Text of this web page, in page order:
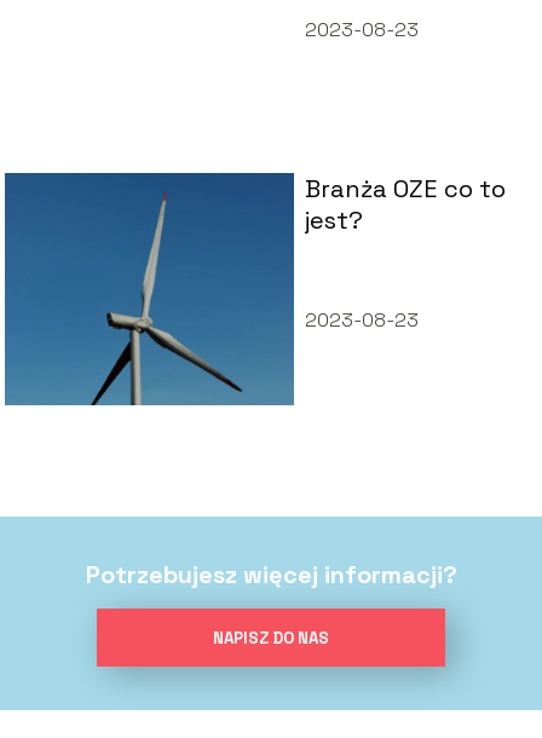
2023-08-23
Branża OZE co to
jest?
2023-08-23
Potrzebujesz więcej informacji?
NAPISZ DO NAS